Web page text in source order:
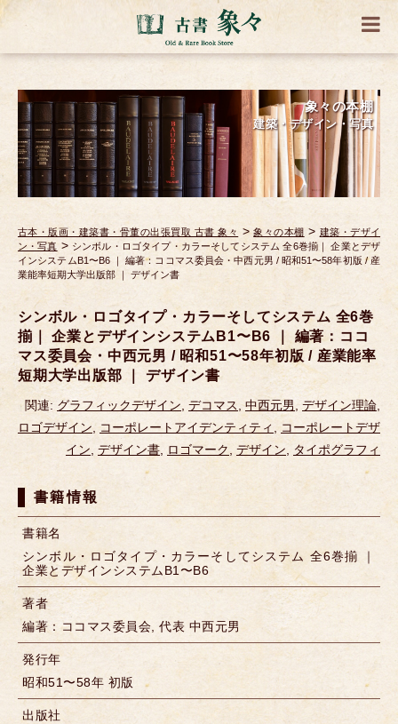
象々の本棚
建築・デザイン・写真
古本・版画・建築書・骨董の出張買取 古書 象々 >象々の本棚 > 建築・デザイ
ン・写真 > シンボル・ロゴタイプ・カラーそしてシステム 全6巻揃｜ 企業とデザ
インシステムB1〜B6 ｜ 編著：ココマス委員会・中西元男 / 昭和51〜58年初版 / 産
業能率短期大学出版部 ｜ デザイン書
シンボル・ロゴタイプ・カラーそしてシステム 全6巻
揃｜ 企業とデザインシステムB1〜B6 ｜ 編著：ココ
マス委員会・中西元男 / 昭和51〜58年初版 / 産業能率
短期大学出版部 ｜ デザイン書
関連: グラフィックデザイン, デコマス,中西元男,デザイン理論,
ロゴデザイン, コーポレートアイデンティティ ,コーポレートデザ
イン, デザイン書, ロゴマーク, デザイン, タイポグラフィ
書籍情報
書籍名
シンボル・ロゴタイプ・カラーそしてシステム 全6巻揃 ｜
企業とデザインシステムB1〜B6
著者
編著：ココマス委員会, 代表 中西元男
発行年
昭和51〜58年 初版
出版社